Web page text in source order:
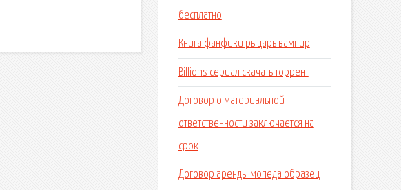
бесплатно
Книга фанфики рыцарь вампир
Billions сериал скачать торрент
Договор о материальной
ответственности заключается на
срок
Договор аренды мопеда образец